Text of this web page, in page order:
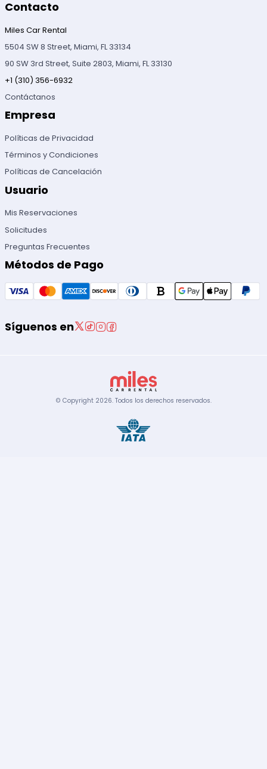
Contacto
Miles Car Rental
5504 SW 8 Street, Miami, FL 33134
90 SW 3rd Street, Suite 2803, Miami, FL 33130
+1 (310) 356-6932
Contáctanos
Empresa
Políticas de Privacidad
Términos y Condiciones
Políticas de Cancelación
Usuario
Mis Reservaciones
Solicitudes
Preguntas Frecuentes
Métodos de Pago
Síguenos en
© Copyright 2026. Todos los derechos reservados.